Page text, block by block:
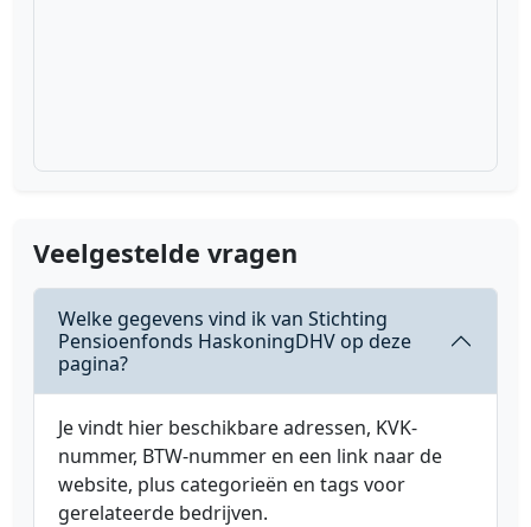
Veelgestelde vragen
Welke gegevens vind ik van Stichting
Pensioenfonds HaskoningDHV op deze
pagina?
Je vindt hier beschikbare adressen, KVK-
nummer, BTW-nummer en een link naar de
website, plus categorieën en tags voor
gerelateerde bedrijven.